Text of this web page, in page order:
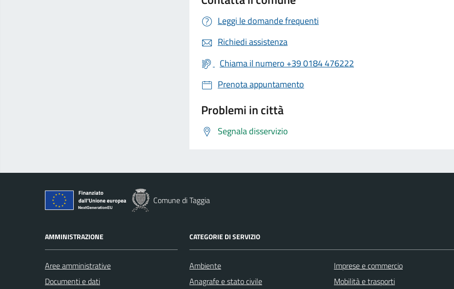
Leggi le domande frequenti
Richiedi assistenza
Chiama il numero +39 0184 476222
Prenota appuntamento
Problemi in città
Segnala disservizio
Comune di Taggia
AMMINISTRAZIONE
Aree amministrative
Documenti e dati
CATEGORIE DI SERVIZIO
Ambiente
Anagrafe e stato civile
Imprese e commercio
Mobilità e trasporti